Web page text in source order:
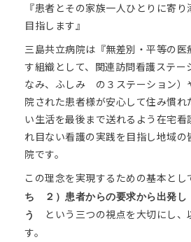
『患者とその家族一人ひとりに寄
目指します』
三島共立病院は『無差別・平等の
す組織として、関連訪問看護ステー
なみ、ふしみ の３ステーション）
院された患者様が安心して住み慣れ
い生活を最後まで送れるよう在宅
れ目ない看護の実践を目指し地域
院です。
この理念を実現するための基本とし
ち ２）患者からの要求から出発
う
という三つの視点を大切にし、
す。